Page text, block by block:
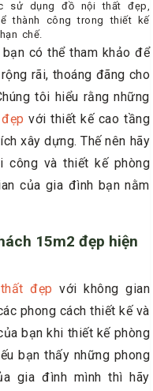
sử dụng đồ nội thất đẹp,
thành công trong thiết kế
chế.
có thể tham khảo để
rãi, thoáng đãng cho
tôi hiểu rằng những
với thiết kế cao tầng
xây dựng. Thế nên hãy
công và thiết kế phòng
của gia đình bạn nằm
15m2 đẹp hiện
đẹp với không gian
phong cách thiết kế và
bạn khi thiết kế phòng
bạn thấy những phong
gia đình mình thì hãy